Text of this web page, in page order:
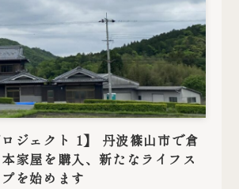
ロジェクト 1】 丹波篠山市で倉
家屋を購入、新たなライフス
を始めます